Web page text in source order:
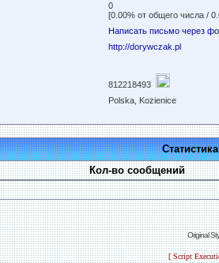
0
[0.00% от общего числа /
Написать письмо через
http://dorywczak.pl
812218493
Polska, Kozienice
Кол-во сообщений
Original
[ Script